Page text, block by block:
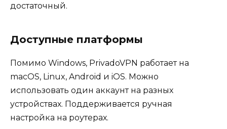
достаточный.
Доступные платформы
Помимо Windows, PrivadoVPN работает на
macOS, Linux, Android и iOS. Можно
использовать один аккаунт на разных
устройствах. Поддерживается ручная
настройка на роутерах.